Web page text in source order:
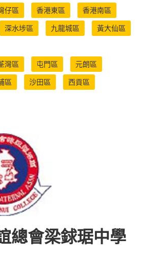
仔區 香港東區
香港南區
深水埗區 九龍城區
黃大仙區
灣區 屯門區
元朗區
區 沙田區
西貢區
總會梁銶琚中學